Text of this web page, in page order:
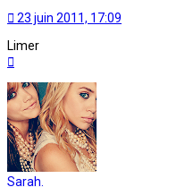
23 juin 2011, 17:09
Limer
Sarah.